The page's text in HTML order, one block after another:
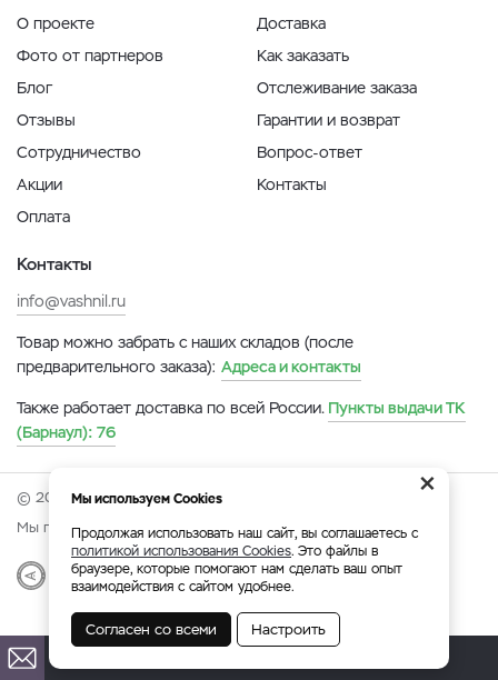
О проекте
Фото от партнеров
Блог
Отзывы
Сотрудничество
Акции
Оплата
Доставка
Как заказать
Отслеживание заказа
Гарантии и возврат
Вопрос-ответ
Контакты
Контакты
info@vashnil.ru
Товар можно забрать с наших складов (после
предварительного заказа): Адреса и контакты
Также работает доставка по всей России. Пункты выдачи ТК
(Барнаул): 76
© 2026 Онлайн-ярмарка ВАСХНиЛ.
Мы принимаем:
Разработка|Веб-аналитика
×
Мы используем Cookies
Продолжая использовать наш сайт, вы соглашаетесь с
политикой использования Cookies. Это файлы в
браузере, которые помогают нам сделать ваш опыт
взаимодействия с сайтом удобнее.
Согласен со всеми Настроить